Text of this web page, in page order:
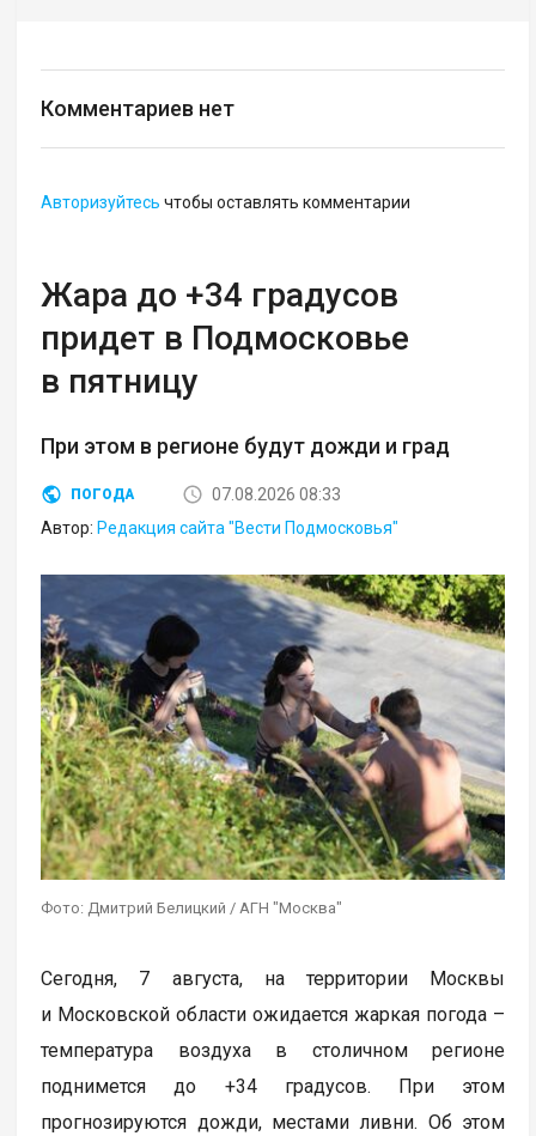
Комментариев нет
Авторизуйтесь чтобы оставлять комментарии
Жара до +34 градусов
придет в Подмосковье
в пятницу
При этом в регионе будут дожди и град
ПОГОДА
07.08.2026 08:33
Автор: Редакция сайта "Вести Подмосковья"
Фото: Дмитрий Белицкий / АГН "Москва"
Сегодня, 7 августа, на территории Москвы
и Московской области ожидается жаркая погода –
температура воздуха в столичном регионе
поднимется до +34 градусов. При этом
прогнозируются дожди, местами ливни. Об этом